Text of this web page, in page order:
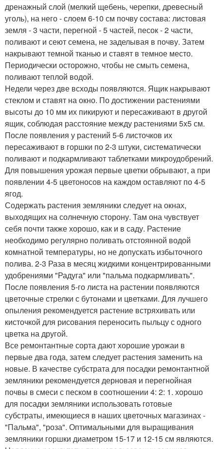
дренажный слой (мелкий щебень, черепки, древесный
уголь), на него - слоем 6-10 см почву состава: листовая
земля - 3 части, перегной - 5 частей, песок - 2 части,
поливают и сеют семена, не заделывая в почву. Затем
накрывают темной тканью и ставят в темное место.
Периодически осторожно, чтобы не смыть семена,
поливают теплой водой.
Недели через две всходы появляются. Ящик накрывают
стеклом и ставят на окно. По достижении растениями
высоты до 10 мм их пикируют и пересаживают в другой
ящик, соблюдая расстояние между растениями 5x5 см.
После появления у растений 5-6 листочков их
пересаживают в горшки по 2-3 штуки, систематически
поливают и подкармливают таблетками микроудобрений.
Для повышения урожая первые цветки обрывают, а при
появлении 4-5 цветоносов на каждом оставляют по 4-5
ягод.
Содержать растения земляники следует на окнах,
выходящих на солнечную сторону. Там она чувствует
себя почти также хорошо, как и в саду. Растение
необходимо регулярно поливать отстоянной водой
комнатной температуры, но не допускать избыточного
полива. 2-3 Раза в месяц жидкими концентрированными
удобрениями "Радуга" или "пальма подкармливать".
После появления 5-го листа на растении появляются
цветочные стрелки с бутонами и цветками. Для лучшего
опыления рекомендуется растение встряхивать или
кисточкой для рисования переносить пыльцу с одного
цветка на другой.
Все ремонтантные сорта дают хорошие урожаи в
первые два года, затем следует растения заменить на
новые. В качестве субстрата для посадки ремонтантной
земляники рекомендуется дерновая и перегнойная
почвы в смеси с песком в соотношении 4: 2: 1. хорошо
для посадки земляники использовать готовые
субстраты, имеющиеся в наших цветочных магазинах -
"Пальма", "роза". Оптимальными для выращивания
земляники горшки диаметром 15-17 и 12-15 см являются.